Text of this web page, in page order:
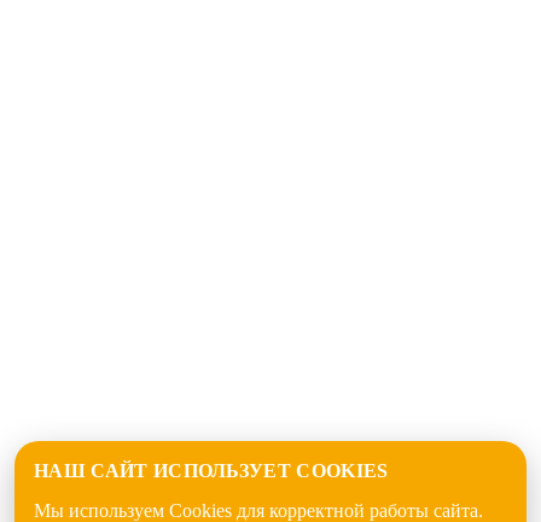
НАШ САЙТ ИСПОЛЬЗУЕТ COOKIES
Мы используем Cookies для корректной работы сайта.